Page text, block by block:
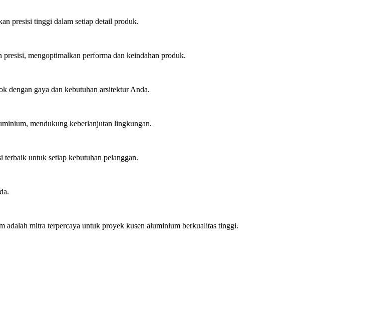
presisi tinggi dalam setiap detail produk.
mengoptimalkan performa dan keindahan produk.
dengan gaya dan kebutuhan arsitektur Anda.
mendukung keberlanjutan lingkungan.
untuk setiap kebutuhan pelanggan.
mitra terpercaya untuk proyek kusen aluminium berkualitas tinggi.